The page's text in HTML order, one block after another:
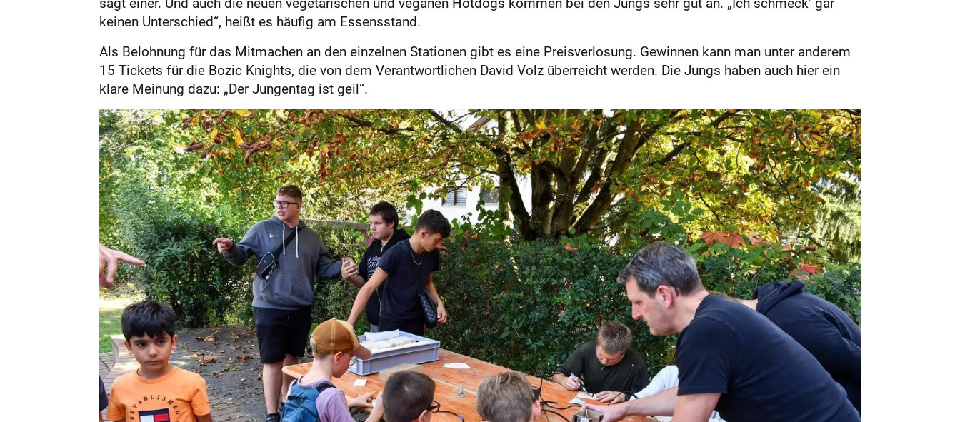
keinen Unterschied“, heißt es häufig am Essensstand.
Als Belohnung für das Mitmachen an den einzelnen Stationen gibt es eine Preisverlosung. Gewinnen kann man unter anderem
15 Tickets für die Bozic Knights, die von dem Verantwortlichen David Volz überreicht werden. Die Jungs haben auch hier ein
klare Meinung dazu: „Der Jungentag ist geil“.